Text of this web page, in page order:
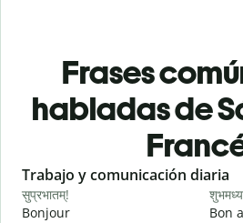
Frases
habladas de
Slide 1 of 6
Trabajo y comunicación diaria
सुप्रभातम्!
Bonjour
Bon